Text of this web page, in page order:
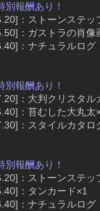
別報酬あり！
トーンステッ
ストラの肖像
チュラルログ・
別報酬あり！
判クリスタルガ
むした大丸太
タイルカタログ
別報酬あり！
トーンステッ
タンカード×1
チュラルログ・